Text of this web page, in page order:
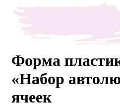
Мастер-
классы
Форма
«Набор
ячеек